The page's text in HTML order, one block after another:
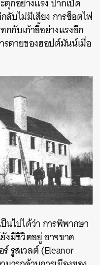
ลับไม่มีเสียง การช็อตไฟ
กกับเก้าอี้อย่างแรงอีก
รตายของฮอปต์มันน์เมื่อ
ไปได้ว่า การพิพากษา
งมีชีวิตอยู่ อาจขาด
รูสเวลต์ (Eleanor